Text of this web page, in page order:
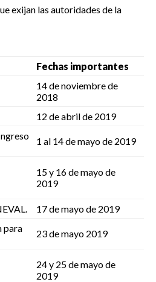
exijan las autoridades de la
Fechas importantes
14 de noviembre de
2018
12 de abril de 2019
1 al 14 de mayo de 2019
15 y 16 de mayo de
2019
17 de mayo de 2019
para
23 de mayo 2019
24 y 25 de mayo de
2019